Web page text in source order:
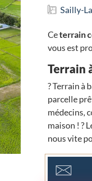
Sailly-
Ceterrain
vous est
Terrain
? Terrain à
parcelle
médecins,
maison ! ?
nous vite